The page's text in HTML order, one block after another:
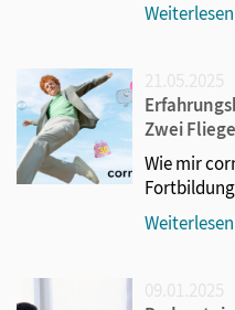
Weiterlesen
Zwei
Wie mir
Weiterlesen